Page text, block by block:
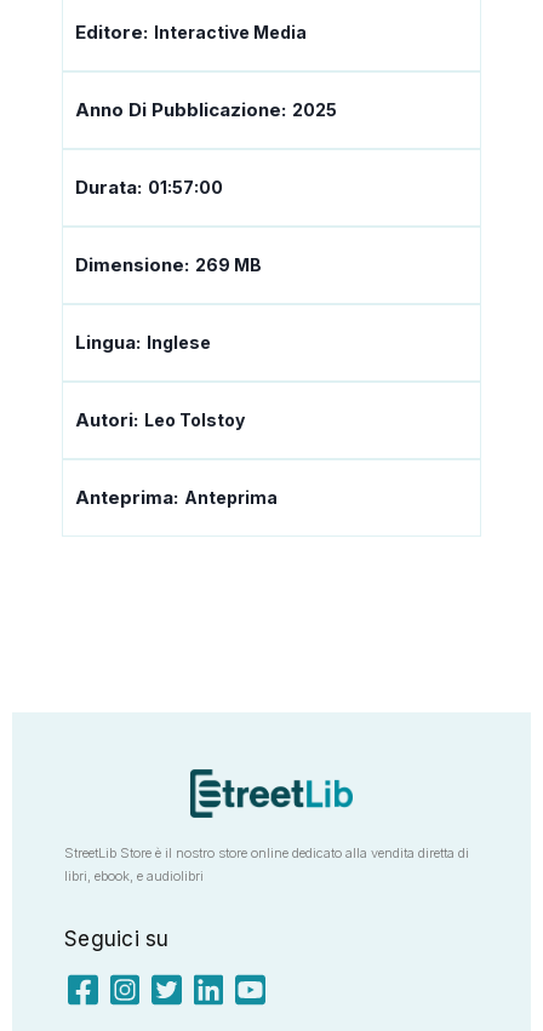
Editore: Interactive Media
Anno Di Pubblicazione: 2025
Durata: 01:57:00
Dimensione: 269 MB
Lingua: Inglese
Autori: Leo Tolstoy
Anteprima: Anteprima
StreetLib Store è il nostro store online dedicato alla vendita diretta di
libri, ebook, e audiolibri
Seguici su